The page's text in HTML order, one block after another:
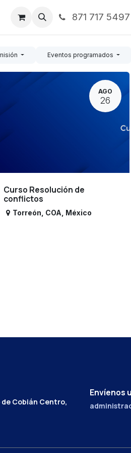
Noticias Contáctenos871 717 5497
Eventos programados
AGO
26
Curso Resolución de
conflictos
Torreón COA México
Envíenos
de Cobián Centro,